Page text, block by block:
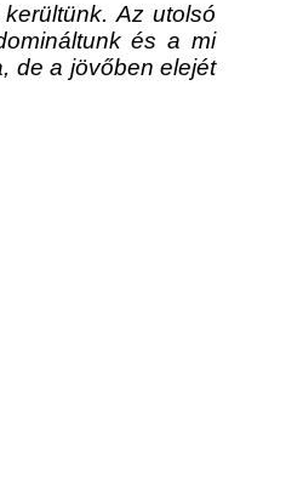
Az utolsó
és a mi
de a jövőben elejét